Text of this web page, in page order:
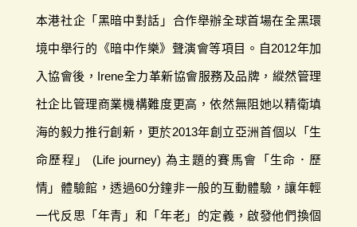
本港社企「黑暗中對話」合作舉辦全球首場在全黑環
境中舉行的《暗中作樂》聲演會等項目。自2012年加
入協會後，Irene全力革新協會服務及品牌，縱然管理
社企比管理商業機構難度更高，依然無阻她以精衛填
海的毅力推行創新，更於2013年創立亞洲首個以「生
命歷程」 (Life journey) 為主題的賽馬會「生命．歷
情」體驗館，透過60分鐘非一般的互動體驗，讓年輕
一代反思「年青」和「年老」的定義，啟發他們換個